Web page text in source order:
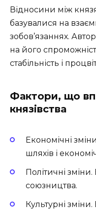
Відносини між
базувалися на
зобов’язаннях.
на його
стабільність і
Фактори, що
князівства
Економічні
шляхів і
Політичні зміни.
союзництва.
Культурні